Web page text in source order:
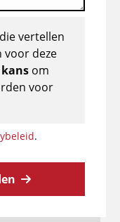
vertellen
voor deze
kans om
voor
.